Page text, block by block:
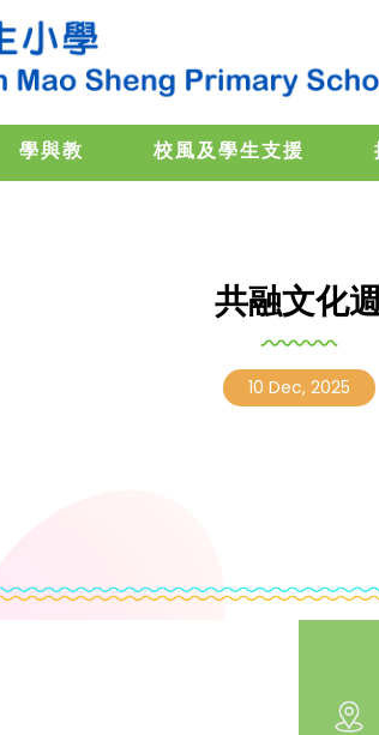
學與教 校風及學生支援
共融文化週
10 Dec, 2025